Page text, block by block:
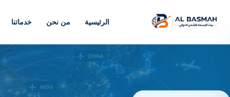
الرئيسية من نحن خدماتنا